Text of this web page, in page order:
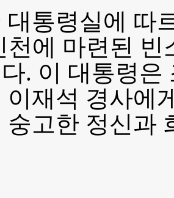
대통령실에 따
천에 마련된
. 이 대통령
이재석 경사에
숭고한 정신과